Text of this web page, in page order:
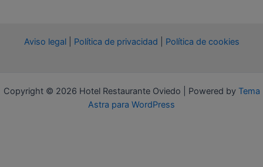
Aviso legal| Política de privacidad Política de cookies
Copyright © 2026 Hotel Restaurante Oviedo | Powered by Tema
Astra para WordPress